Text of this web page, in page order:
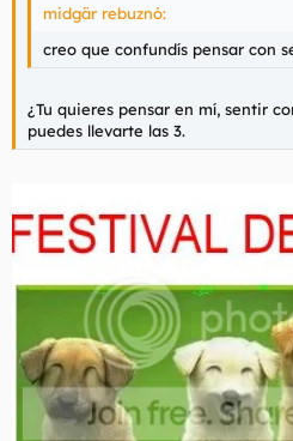
midgär rebuznó:
creo que confundís pensar con
¿Tu quieres pensar en mí, sentir
puedes llevarte las 3.